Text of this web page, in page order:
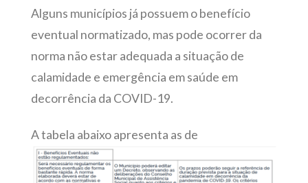
Alguns municípios já possuem o benefício
eventual normatizado, mas pode ocorrer da
norma não estar adequada a situação de
calamidade e emergência em saúde em
decorrência da COVID-19.
A tabela abaixo apresenta as de